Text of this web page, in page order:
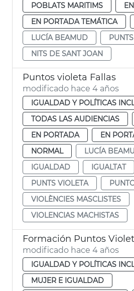
POBLATS MARITIMS
EN PORTADA TEMÁTICA
LUCÍA BEAMUD
NITS DE SANT JOAN
Puntos violeta Fallas
modificado hace 4 años
IGUALDAD Y POLÍTICAS
TODAS LAS AUDIENCIAS
EN PORTADA
EN
NORMAL
LUCÍA
IGUALDAD
IGUALTAT
PUNTS VIOLETA
VIOLÈNCIES MASCLISTES
VIOLENCIAS MACHISTAS
Formación Puntos
modificado hace 4 años
IGUALDAD Y POLÍTICAS
MUJER E IGUALDAD